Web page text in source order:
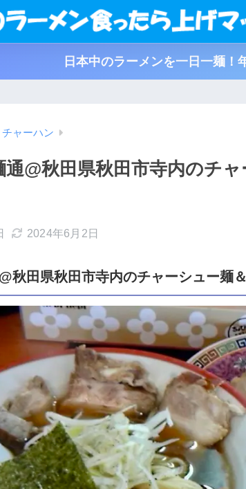
日本中のラーメンを一日一麺！
チャーハン
通@秋田県秋田市寺内のチ
2024年6月2日
秋田県秋田市寺内のチャーシュー麺